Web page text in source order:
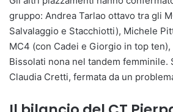
gruppo: Andrea Tarlao ottavo tra gli
Salvalaggio e Stacchiotti), Michele
MC4 (con Cadei e Giorgio in top
Bissolati nona nel tandem
Claudia Cretti, fermata da un